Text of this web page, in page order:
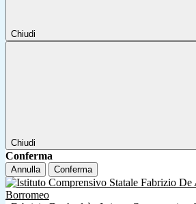
Chiudi
Chiudi
Conferma
Annulla Conferma